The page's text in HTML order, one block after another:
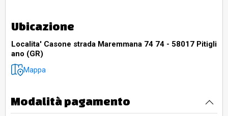
Ubicazione
Localita' Casone strada Maremmana 74 74 - 58017 Pitigli
ano (GR)
Mappa
Modalità pagamento